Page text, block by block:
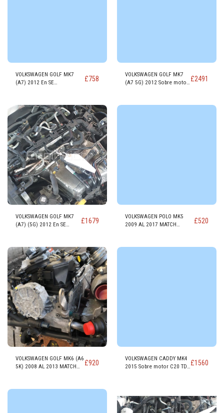
VOLKSWAGEN GOLF MK7
(A7) 2012 En SE
£758
VOLKSWAGEN GOLF MK7
(A7 5G) 2012 Sobre motor £2491
VOLKSWAGEN GOLF MK7
(A7) (5G) 2012 En SE
£1679
VOLKSWAGEN POLO MK5
2009 AL 2017 MATCH
£520
VOLKSWAGEN GOLF MK6 (A6
5K) 2008 AL 2013 MATCH
£920
VOLKSWAGEN CADDY MK4
2015 Sobre motor C20 TDI £1560